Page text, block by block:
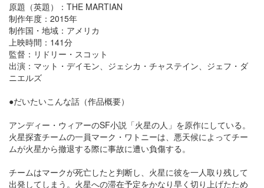
原題（英題）：THE MARTIAN
制作年度：2015年
制作国・地域：アメリカ
上映時間：141分
監督：リドリー・スコット
出演：マット・デイモン、ジェシカ・チャステイン、ジェフ・ダ
ニエルズ
●だいたいこんな話（作品概要）
アンディー・ウィアーのSF小説「火星の人」を原作にしている。
火星探査チームの一員マーク・ワトニーは、悪天候によってチー
ムが火星から撤退する際に事故に遭い負傷する。
チームはマークが死亡したと判断し、火星に彼を一人取り残して
出発してしまう。火星への滞在予定をかなり早く切り上げたため